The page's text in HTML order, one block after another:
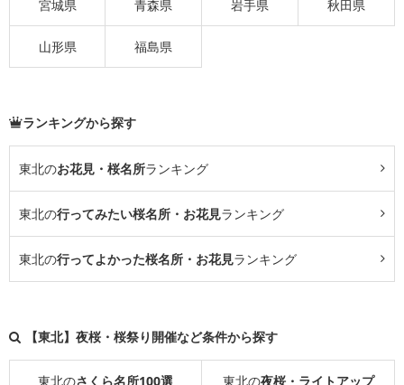
宮城県 青森県 岩手県 秋田県
山形県 福島県
ランキングから探す
東北のお花見・桜名所ランキング
東北の行ってみたい桜名所・お花見ランキング
東北の行ってよかった桜名所・お花見ランキング
【東北】夜桜・桜祭り開催など条件から探す
東北のさくら名所100選 東北の夜桜・ライトアップ